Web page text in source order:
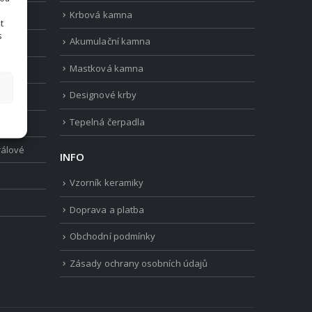
Krbová kamna
Akumulační kamna
Mastková kamna
Designové krby
Tepelná čerpadla
INFO
Vzorník keramiky
Doprava a platba
Obchodní podmínky
Zásady ochrany osobních údajů